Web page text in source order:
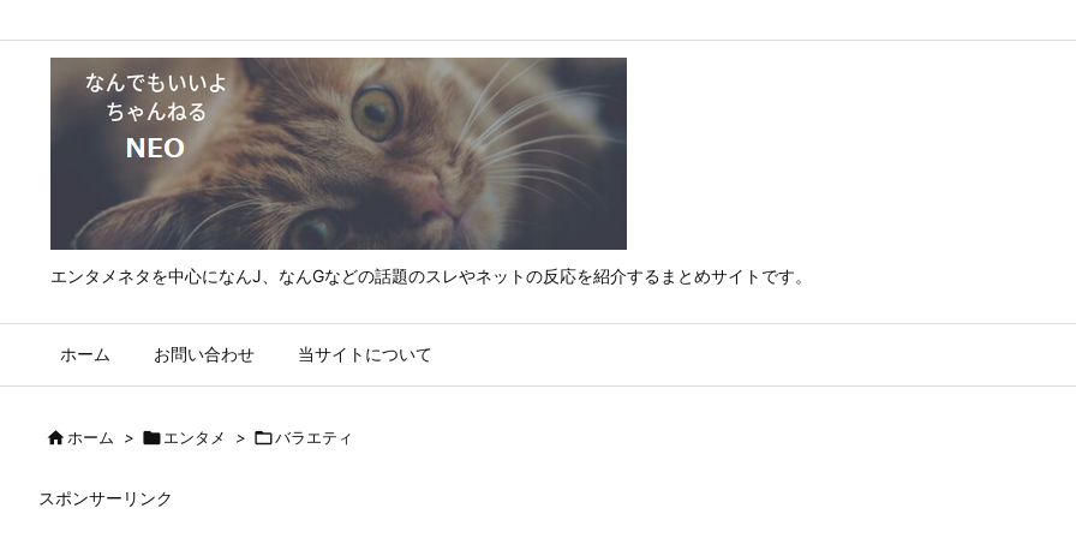
エンタメネタを中心になんJ、なんGなどの話題のスレやネットの反応を紹介するまとめサイトです。
ホーム お問い合わせ 当サイトについて
ホーム > エンタメ > バラエティ
スポンサーリンク